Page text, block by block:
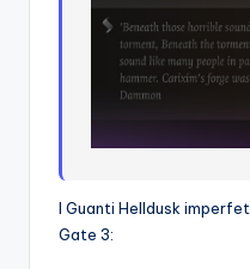
I Guanti Helldusk
Gate 3: